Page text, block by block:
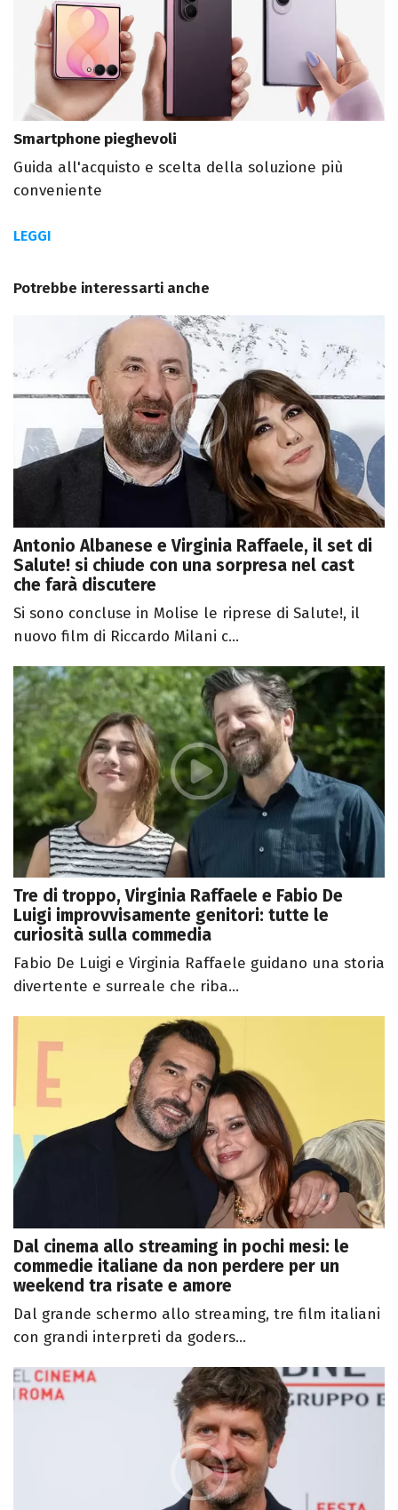
Smartphone pieghevoli
Guida all'acquisto e scelta della soluzione più
conveniente
LEGGI
Potrebbe interessarti anche
Antonio Albanese e Virginia Raffaele, il set di
Salute! si chiude con una sorpresa nel cast
che farà discutere
Si sono concluse in Molise le riprese di Salute!, il
nuovo film di Riccardo Milani c...
Tre di troppo, Virginia Raffaele e Fabio De
Luigi improvvisamente genitori: tutte le
curiosità sulla commedia
Fabio De Luigi e Virginia Raffaele guidano una storia
divertente e surreale che riba...
Dal cinema allo streaming in pochi mesi: le
commedie italiane da non perdere per un
weekend tra risate e amore
Dal grande schermo allo streaming, tre film italiani
con grandi interpreti da goders...